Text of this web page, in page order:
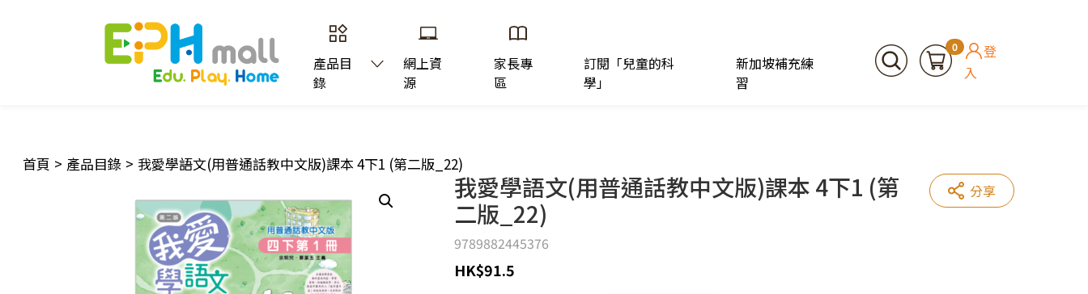
產品目
錄
網上資
源
家長專
區
訂閱「兒童的科
學」
新加坡補充練
習
0
登
入
首頁 > 產品目錄 > 我愛學語文(用普通話教中文版)課本 4下1 (第二版_22)
我愛學語文(用普通話教中文版)課本 4下1 (第
二版_22)
9789882445376
HK$91.5
分享